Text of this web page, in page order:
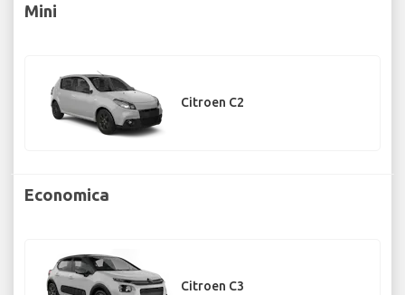
Mini
Citroen C2
Economica
Citroen C3